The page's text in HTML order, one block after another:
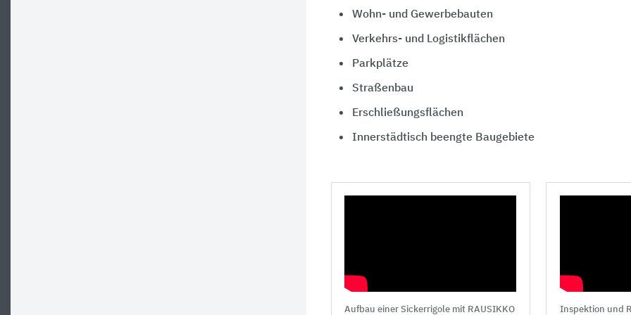
Wohn- und Gewerbebauten
Verkehrs- und Logistikflächen
Parkplätze
Straßenbau
Erschließungsflächen
Innerstädtisch beengte Baugebiete
Aufbau einer Sickerrigole mit RAUSIKKO Inspektion und